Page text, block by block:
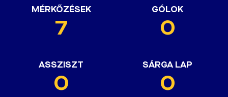
MÉRKŐZÉSEK
7
GÓLOK
0
ASSZISZT
0
SÁRGA LAP
0